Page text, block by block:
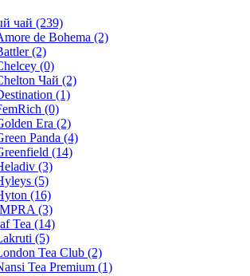
чай (239)
de Bohema (2)
(2)
(0)
Чай (2)
(1)
(0)
Era (2)
Panda (4)
(14)
(3)
(5)
(16)
(3)
Tea (14)
(5)
Tea Club (2)
Tea Premium (1)